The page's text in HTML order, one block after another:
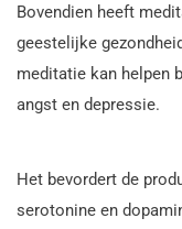
Bovendien heeft
geestelijke
meditatie kan helpen
angst en depressie.
Het bevordert de
serotonine en